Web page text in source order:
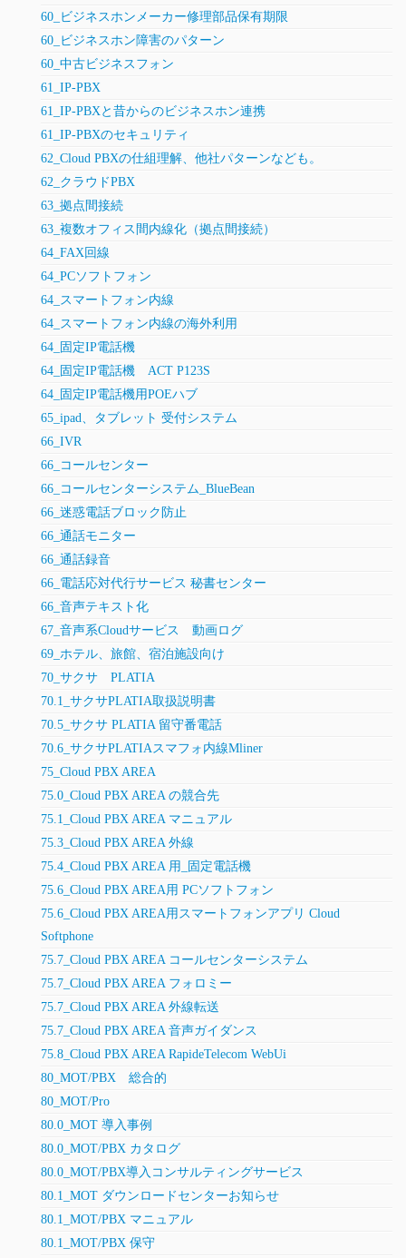
60_ビジネスホンメーカー修理部品保有期限
60_ビジネスホン障害のパターン
60_中古ビジネスフォン
61_IP-PBX
61_IP-PBXと昔からのビジネスホン連携
61_IP-PBXのセキュリティ
62_Cloud PBXの仕組理解、他社パターンなども。
62_クラウドPBX
63_拠点間接続
63_複数オフィス間内線化（拠点間接続）
64_FAX回線
64_PCソフトフォン
64_スマートフォン内線
64_スマートフォン内線の海外利用
64_固定IP電話機
64_固定IP電話機 ACT P123S
64_固定IP電話機用POEハブ
65_ipad、タブレット 受付システム
66_IVR
66_コールセンター
66_コールセンターシステム_BlueBean
66_迷惑電話ブロック防止
66_通話モニター
66_通話録音
66_電話応対代行サービス 秘書センター
66_音声テキスト化
67_音声系Cloudサービス 動画ログ
69_ホテル、旅館、宿泊施設向け
70_サクサ PLATIA
70.1_サクサPLATIA取扱説明書
70.5_サクサ PLATIA 留守番電話
70.6_サクサPLATIAスマフォ内線Mliner
75_Cloud PBX AREA
75.0_Cloud PBX AREA の競合先
75.1_Cloud PBX AREA マニュアル
75.3_Cloud PBX AREA 外線
75.4_Cloud PBX AREA 用_固定電話機
75.6_Cloud PBX AREA用 PCソフトフォン
75.6_Cloud PBX AREA用スマートフォンアプリ Cloud
Softphone
75.7_Cloud PBX AREA コールセンターシステム
75.7_Cloud PBX AREA フォロミー
75.7_Cloud PBX AREA 外線転送
75.7_Cloud PBX AREA 音声ガイダンス
75.8_Cloud PBX AREA RapideTelecom WebUi
80_MOT/PBX 総合的
80_MOT/Pro
80.0_MOT 導入事例
80.0_MOT/PBX カタログ
80.0_MOT/PBX導入コンサルティングサービス
80.1_MOT ダウンロードセンターお知らせ
80.1_MOT/PBX マニュアル
80.1_MOT/PBX 保守